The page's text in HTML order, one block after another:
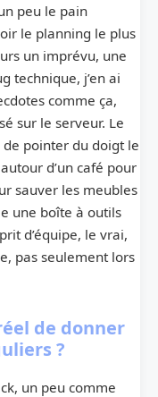
peu le pain
le planning le plus
un imprévu, une
technique, j’en ai
comme ça,
sur le serveur. Le
de pointer du doigt le
d’un café pour
sauver les meubles
une boîte à outils
d’équipe, le vrai,
pas seulement lors
de donner
?
un peu comme